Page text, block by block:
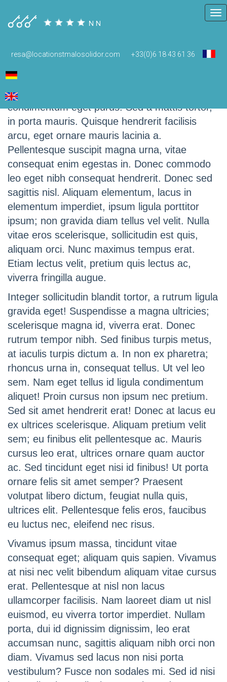
resa@locationstmalosolidor.com +33(0)6 18 43 61 36
(English) Contact
In nisi diam; semper sit amet convallis vitae,
condimentum eget purus. Sed a mattis tortor,
in porta mauris. Quisque hendrerit facilisis
arcu, eget ornare mauris lacinia a.
Pellentesque suscipit magna urna, vitae
consequat enim egestas in. Donec commodo
leo eget nibh consequat hendrerit. Donec sed
sagittis nisl. Aliquam elementum, lacus in
elementum imperdiet, ipsum ligula porttitor
ipsum; non gravida diam tellus vel velit. Nulla
vitae eros scelerisque, sollicitudin est quis,
aliquam orci. Nunc maximus tempus erat.
Etiam lectus velit, pretium quis lectus ac,
viverra fringilla augue.
Integer sollicitudin blandit tortor, a rutrum ligula
gravida eget! Suspendisse a magna ultricies;
scelerisque magna id, viverra erat. Donec
rutrum tempor nibh. Sed finibus turpis metus,
at iaculis turpis dictum a. In non ex pharetra;
rhoncus urna in, consequat tellus. Ut vel leo
sem. Nam eget tellus id ligula condimentum
aliquet! Proin cursus non ipsum nec pretium.
Sed sit amet hendrerit erat! Donec at lacus eu
ex ultrices scelerisque. Aliquam pretium velit
sem; eu finibus elit pellentesque ac. Mauris
cursus leo erat, ultrices ornare quam auctor
ac. Sed tincidunt eget nisi id finibus! Ut porta
ornare felis sit amet semper? Praesent
volutpat libero dictum, feugiat nulla quis,
ultrices elit. Pellentesque felis eros, faucibus
eu luctus nec, eleifend nec risus.
Vivamus ipsum massa, tincidunt vitae
consequat eget; aliquam quis sapien. Vivamus
at nisi nec velit bibendum aliquam vitae cursus
erat. Pellentesque at nisl non lacus
ullamcorper facilisis. Nam laoreet diam ut nisl
euismod, eu viverra tortor imperdiet. Nullam
porta, dui id dignissim dignissim, leo erat
accumsan nunc, sagittis aliquam nibh orci non
diam. Vivamus sed lacus non nisi porta
vestibulum? Fusce non sodales mi. Sed id nisi